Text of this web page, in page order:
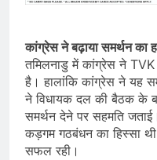
कांग्रेस ने बढ़ाया समर्थन का
तमिलनाडु में कांग्रेस ने TVK
है। हालांकि कांग्रेस ने यह
ने विधायक दल की बैठक के
समर्थन देने पर सहमति
कड़गम गठबंधन का हिस्सा
सफल रही।